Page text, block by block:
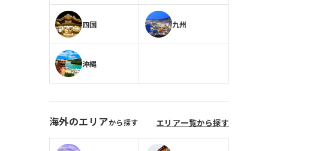
四国 九州
沖縄
海外のエリアから探す エリア一覧から探す